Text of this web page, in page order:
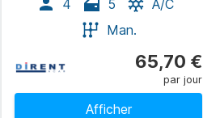
4 5
A/C
Man.
65,70 €
par jour
Afficher